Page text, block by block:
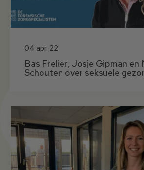
04 apr. 22
Bas Frelier, Josje Gipman en
Schouten over seksuele